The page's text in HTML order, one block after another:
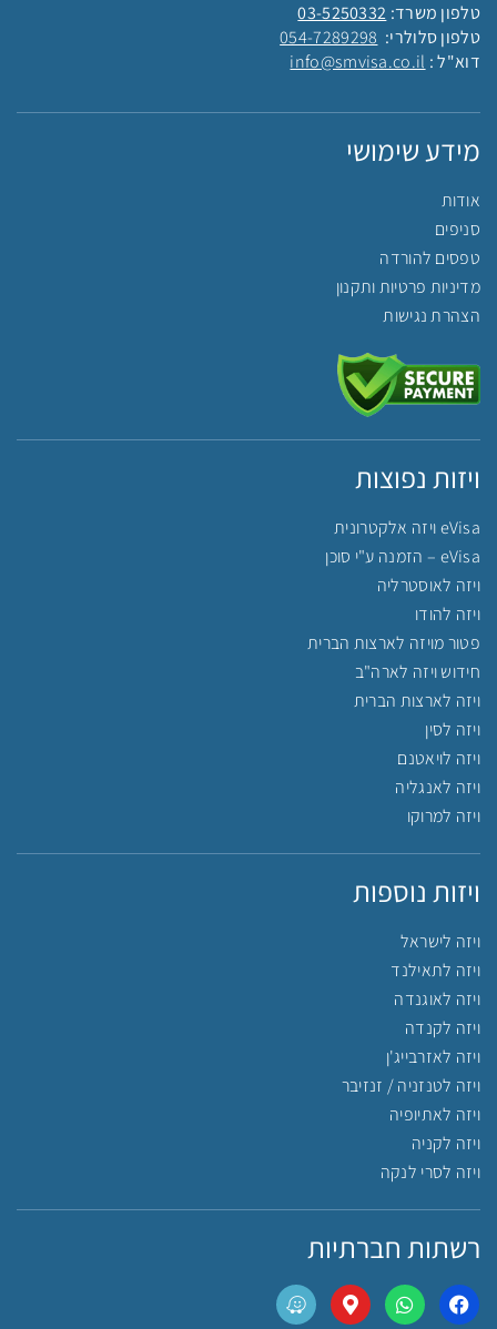
טלפון משרד: 03-5250332
טלפון סלולרי: 054-7289298
דוא"ל : info@smvisa.co.il
מידע שימושי
אודות
סניפים
טפסים להורדה
מדיניות פרטיות ותקנון
הצהרת נגישות
ויזות נפוצות
eVisa ויזה אלקטרונית
eVisa – הזמנה ע"י סוכן
ויזה לאוסטרליה
ויזה להודו
פטור מויזה לארצות הברית
חידוש ויזה לארה"ב
ויזה לארצות הברית
ויזה לסין
ויזה לויאטנם
ויזה לאנגליה
ויזה למרוקו
ויזות נוספות
ויזה לישראל
ויזה לתאילנד
ויזה לאוגנדה
ויזה לקנדה
ויזה לאזרבייג'ן
ויזה לטנזניה / זנזיבר
ויזה לאתיופיה
ויזה לקניה
ויזה לסרי לנקה
רשתות חברתיות